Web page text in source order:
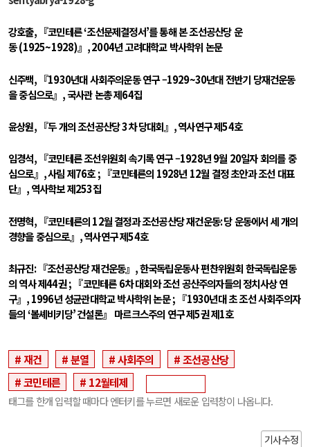
강호출, 『코민테른‘조선문제결정서’를 통해 본 조선공산당 운
동(1925~1928)』 , 2004년 고려대학교 박사학위 논문
신주백, 『1930년대 사회주의운동 연구 –1929~30년대 전반기 당재건운동
을 중심으로』 ,국사관 논총 제64집
윤상원, 『두 개의 조선공산당3차 당대회』 ,역사연구 제54호
임경석, 『코민테른 조선위원회 속기록 연구 –1928년9월 20일자 회의를 중
심으로』 ,사림 제76호; 『코민테른의 1928년12월 결정 초안과 조선 대표
단』 ,역사학보 제253집
전명혁, 『코민테른의12월 결정과 조선공산당 재건운동:당 운동에서 세 개의
경향을 중심으로』 ,역사연구 제54호
최규진: 『조선공산당 재건운동』 ,한국독립운동사 편찬위원회 한국독립운동
의 역사 제44권; 『코민테른6차 대회와 조선 공산주의자들의 정치사상 연
구』 , 1996년 성균관대학교 박사학위 논문; 『1930년대 초 조선 사회주의자
들의‘볼셰비키당’건설론』 마르크스주의 연구 제5권 제1호
재건 분열 사회주의
조선공산당
코민테른
12월테제
태그를 한개 입력할 때마다 엔터키를 누르면 새로운 입력창이 나옵니다.
기사수정